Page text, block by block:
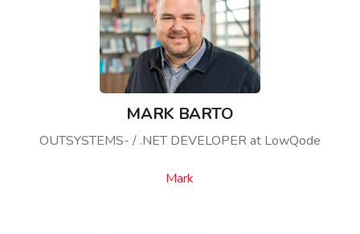
MARK BARTO
OUTSYSTEMS- / .NET DEVELOPER at LowQode
Mark